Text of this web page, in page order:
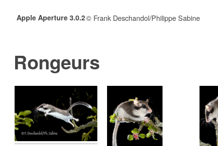
Apple Aperture 3.0.2© Frank Deschandol/Philippe Sabine
Rongeurs